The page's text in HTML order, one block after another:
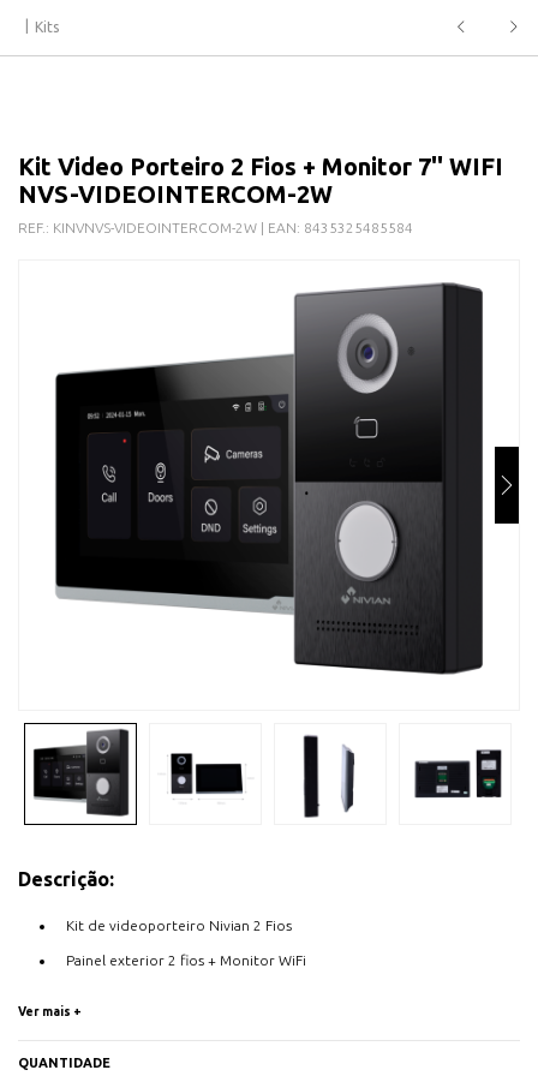
Kits
Kit Video Porteiro 2 Fios + Monitor 7'' WIFI
NVS-VIDEOINTERCOM-2W
REF.: KINVNVS-VIDEOINTERCOM-2W | EAN: 8435325485584
Descrição:
Kit de videoporteiro Nivian 2 Fios
Painel exterior 2 fios + Monitor WiFi
Monitor de ecrã tátil 7" para parede
Ver mais +
QUANTIDADE